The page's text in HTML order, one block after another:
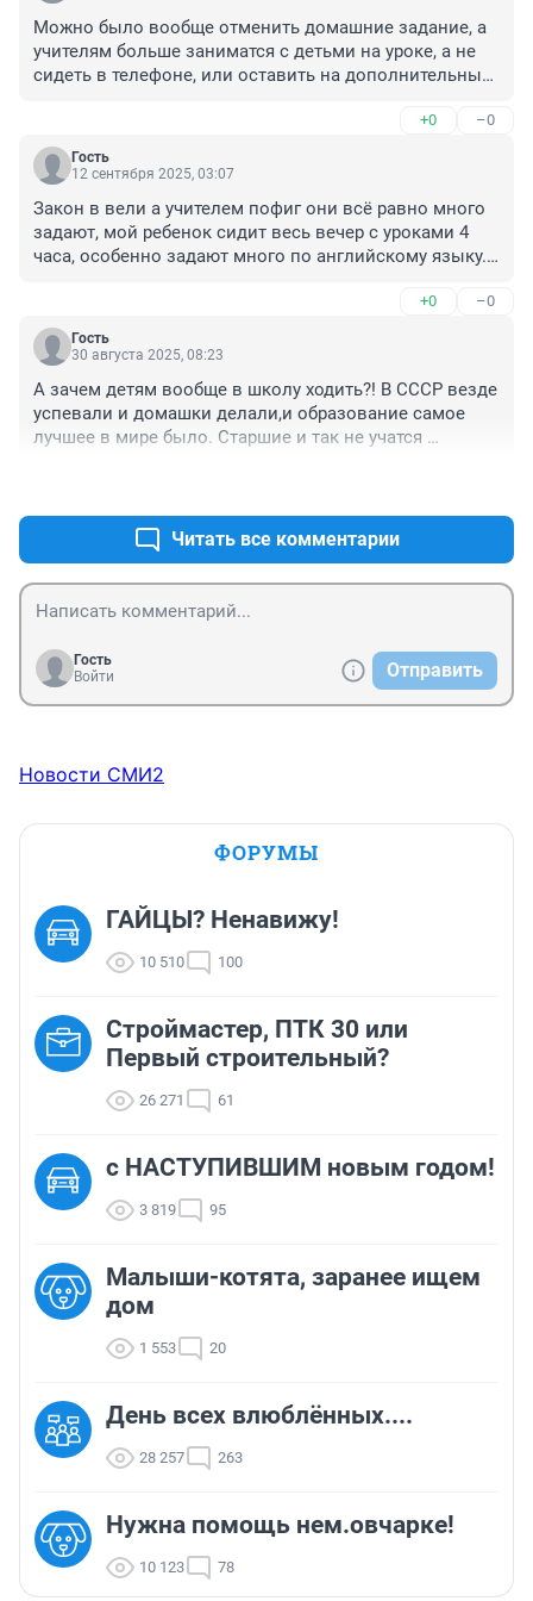
Можно было вообще отменить домашние задание, а
учителям больше заниматся с детьми на уроке, а не
сидеть в телефоне, или оставить на дополнительный
+0 –0
Гость
12 сентября 2025, 03:07
Закон в вели а учителем пофиг они всё равно много
задают, мой ребенок сидит весь вечер с уроками 4
часа, особенно задают много по английскому языку.
+0 –0
Гость
30 августа 2025, 08:23
А зачем детям вообще в школу ходить?! В СССР везде
успевали и домашки делали,и образование самое
лучшее в мире было. Старшие и так не учатся
Читать все комментарии
Гость
Войти
Отправить
Новости СМИ2
ФОРУМЫ
ГАЙЦЫ? Ненавижу!
10 510 100
Строймастер, ПТК 30 или
Первый строительный?
26 271 61
с НАСТУПИВШИМ новым годом!
3 819 95
Малыши-котята, заранее ищем
дом
1 553 20
День всех влюблённых....
28 257 263
Нужна помощь нем.овчарке!
10 123 78